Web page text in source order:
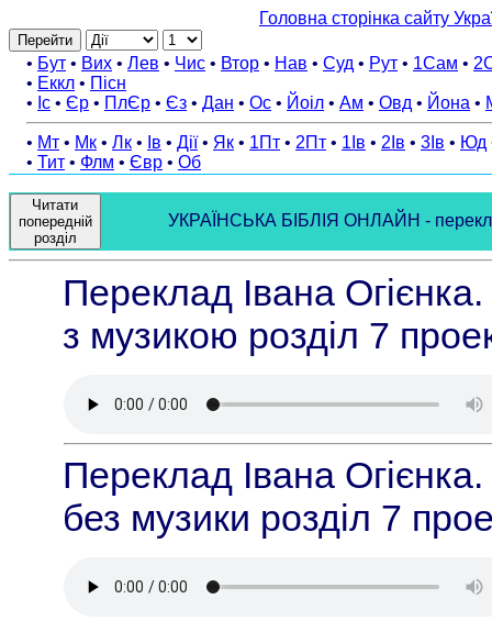
Головна сторінка сайту
Перейти
• Бут • Вих • Лев • Чис • Втор • Нав • Суд • Рут • 1Сам •
• Еккл • Пісн
• Іс • Єр • ПлЄр • Єз • Дан • Ос • Йоіл • Ам • Овд • Йона •
• Мт • Мк • Лк • Ів • Дії • Як • 1Пт • 2Пт • 1Ів • 2Ів • 3Ів • Юд
• Тит • Флм • Євр • Об
Читати
попередній
розділ
УКРАЇНСЬКА БІБЛІЯ ОНЛАЙН -
Переклад Івана
з музикою розділ 7
Переклад Івана
без музики розділ 7